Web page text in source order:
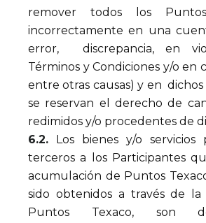
remover todos los
incorrectamente en una
error, discrepancia, en
Términos y Condiciones y/o en
entre otras causas) y en dichos
se reservan el derecho de
redimidos y/o procedentes de
6.2. Los bienes y/o servicios
terceros a los Participantes
acumulación de Puntos
sido obtenidos a través de
Puntos Texaco, son